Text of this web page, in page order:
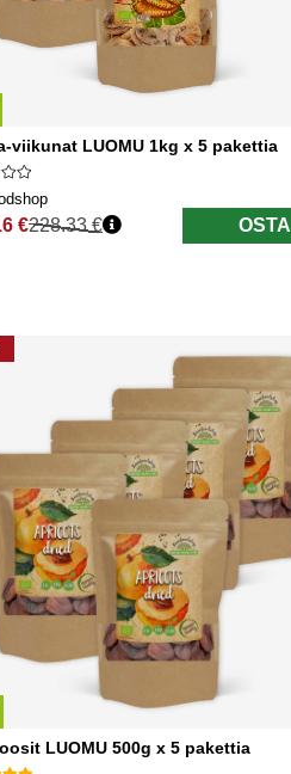
viikunat LUOMU 1kg x 5 pakettia
€ hinta
228.33 € OSTA
LUOMU 500g x 5 pakettia